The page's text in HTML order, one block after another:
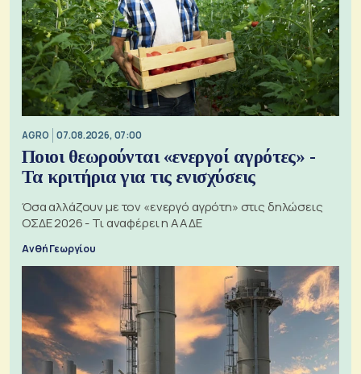
AGRO 07.08.2026, 07:00
Ποιοι θεωρούνται «ενεργοί αγρότες» -
Τα κριτήρια για τις ενισχύσεις
Όσα αλλάζουν με τον «ενεργό αγρότη» στις δηλώσεις
ΟΣΔΕ 2026 - Τι αναφέρει η ΑΑΔΕ
Ανθή Γεωργίου